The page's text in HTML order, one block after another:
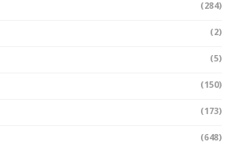
(284)
(2)
(5)
(150)
(173)
(648)